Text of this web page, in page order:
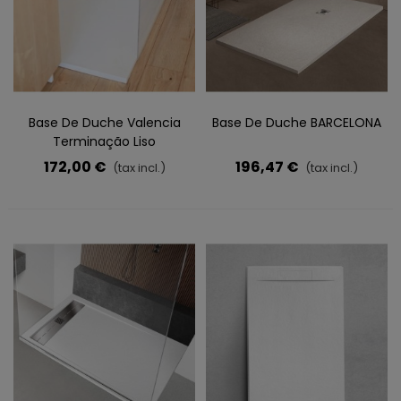
Base De Duche Valencia
Terminação Liso
172,00 € (tax incl.)
Base De Duche BARCELONA
196,47 € (tax incl.)